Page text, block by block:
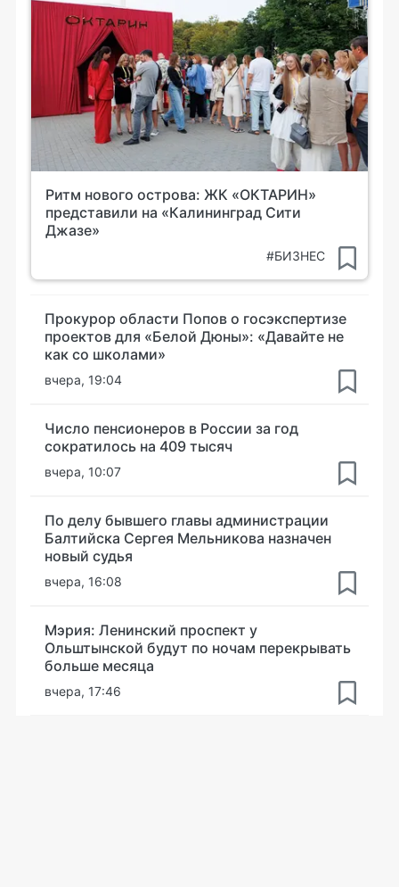
Ритм нового острова: ЖК «ОКТАРИН»
представили на «Калининград Сити
Джазе»
#БИЗНЕС
Прокурор области Попов о госэкспертизе
проектов для «Белой Дюны»: «Давайте не
как со школами»
вчера, 19:04
Число пенсионеров в России за год
сократилось на 409 тысяч
вчера, 10:07
По делу бывшего главы администрации
Балтийска Сергея Мельникова назначен
новый судья
вчера, 16:08
Мэрия: Ленинский проспект у
Ольштынской будут по ночам перекрывать
больше месяца
вчера, 17:46